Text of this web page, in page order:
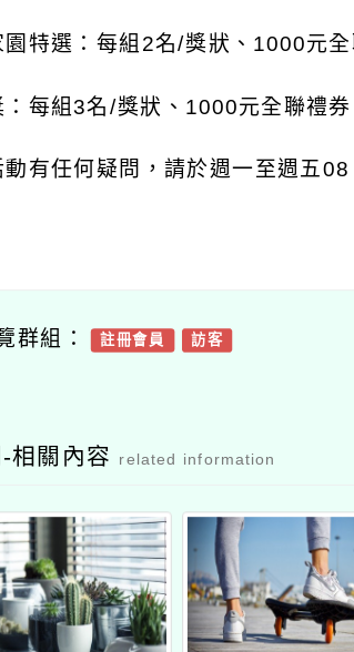
園特選：每組2名/獎狀、1000元
：每組3名/獎狀、1000元全聯禮
動有任何疑問，請於週一至週五
群組： 註冊會員 訪客
相關內容 related information